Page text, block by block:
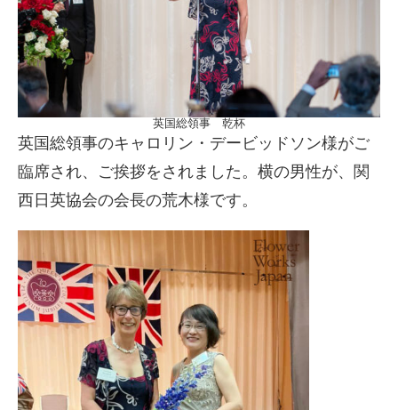
英国総領事 乾杯
英国総領事のキャロリン・デービッドソン様がご
臨席され、ご挨拶をされました。横の男性が、関
西日英協会の会長の荒木様です。